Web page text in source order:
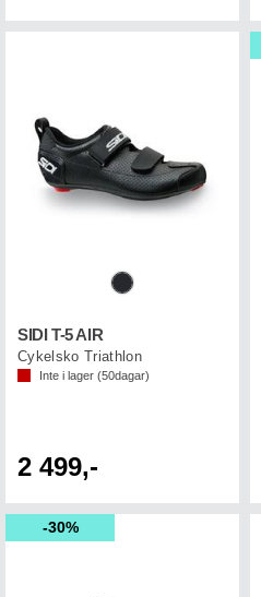
SIDI T-5 AIR
Cykelsko Triathlon
Inte i lager (50dagar)
2 499,-
30%